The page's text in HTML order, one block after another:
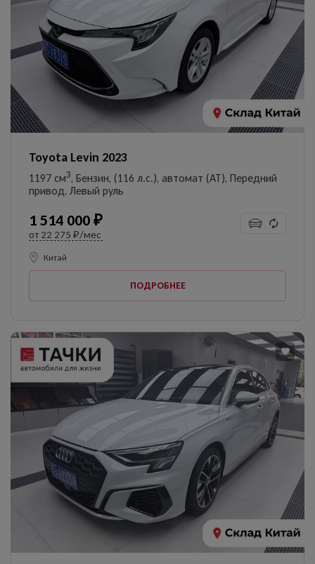
Toyota Levin 2023
1197 см3, Бензин, (116 л.с.), автомат (AT), Передний
привод, Левый руль
1 514 000 ₽
от 22 275 ₽/мес
Китай
ПОДРОБНЕЕ